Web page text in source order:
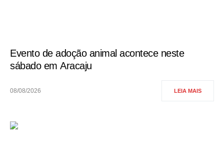
Evento de adoção animal acontece neste
sábado em Aracaju
08/08/2026 LEIA MAIS